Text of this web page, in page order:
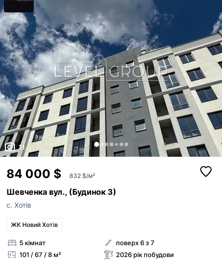
11
84 000 $ 832 $/м²
Шевченка вул., (Будинок 3)
с. Хотів
ЖК Новий Хотів
5 кімнат
101 / 67 / 8 м²
поверх 6 з 7
2026 рік побудови